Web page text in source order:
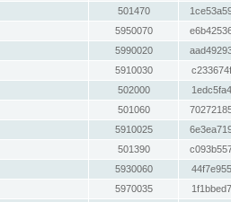
501470
5950070
5990020
5910030
502000
501060
5910025
501390
5930060
5970035